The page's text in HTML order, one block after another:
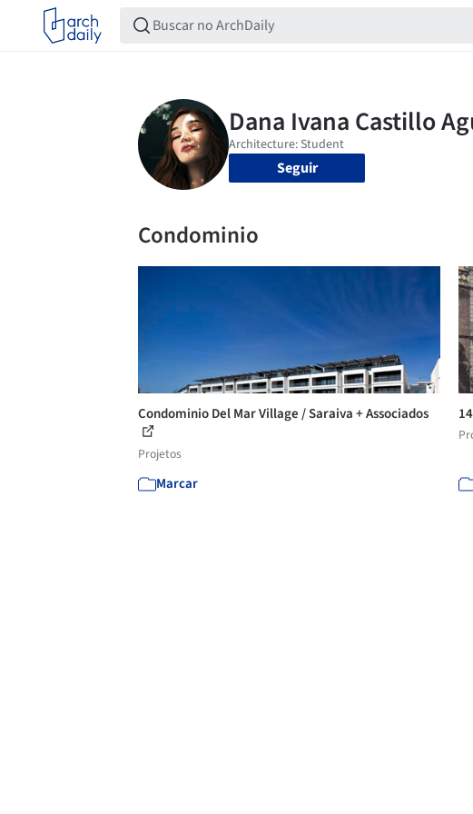
Seguir
Condominio
Condominio Del Mar Village / Saraiva + Associados
Projetos
Marcar